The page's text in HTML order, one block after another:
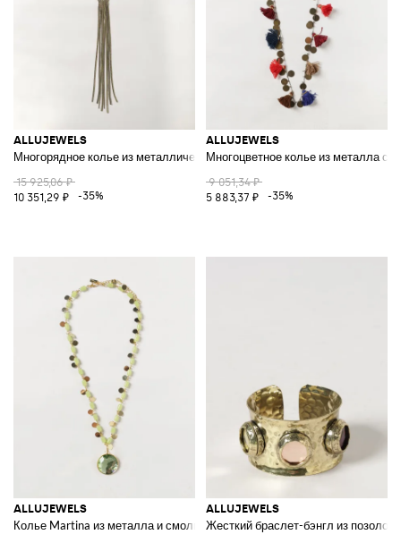
ALLUJEWELS
Многорядное колье из металлической сетки в стиле Чарльстон
15 925,06 ₽
10 351,29 ₽
-35%
ALLUJEWELS
Многоцветное колье из металла с
9 051,34 ₽
5 883,37 ₽
-35%
ALLUJEWELS
Колье Martina из металла и смолы с кристаллами и подвесками
ALLUJEWELS
Жесткий браслет-бэнгл из